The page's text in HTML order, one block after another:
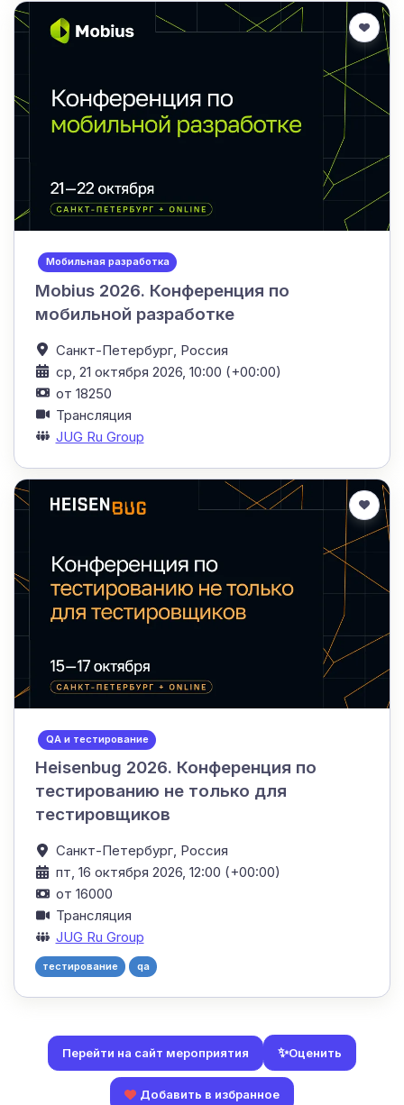
Мобильная разработка
Mobius 2026. Конференция по
мобильной разработке
Санкт-Петербург, Россия
ср, 21 октября 2026, 10:00 (+00:00)
от 18250
Трансляция
JUG Ru Group
QA и тестирование
Heisenbug 2026. Конференция по
тестированию не только для
тестировщиков
Санкт-Петербург, Россия
пт, 16 октября 2026, 12:00 (+00:00)
от 16000
Трансляция
JUG Ru Group
тестирование qa
Перейти на сайт мероприятия ✨Оценить
Добавить в избранное